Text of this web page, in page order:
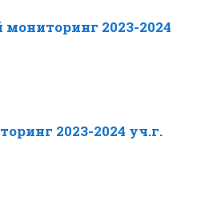
2023-2024
2023-2024 уч.г.